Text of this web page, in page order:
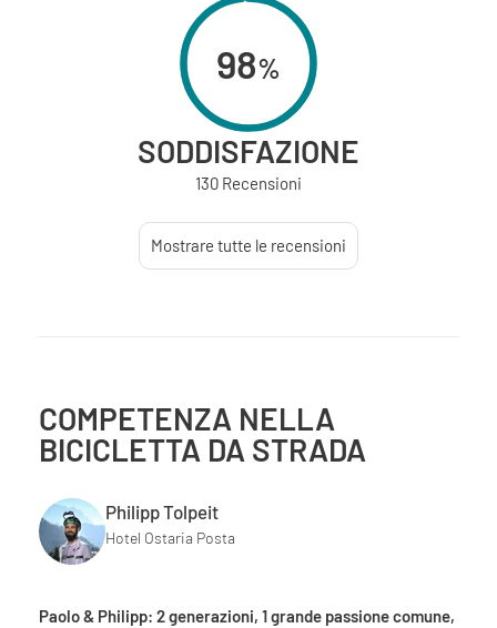
98%
SODDISFAZIONE
130 Recensioni
Mostrare tutte le recensioni
COMPETENZA NELLA
BICICLETTA DA STRADA
Philipp Tolpeit
Hotel Ostaria Posta
Paolo & Philipp: 2 generazioni, 1 grande passione comune,